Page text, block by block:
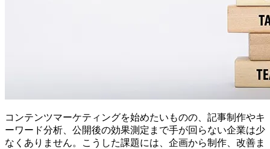
コンテンツマーケティングを始めたいものの、記事制作やキ
ーワード分析、公開後の効果測定まで手が回らない企業は少
なくありません。こうした課題には、企画から制作、改善ま